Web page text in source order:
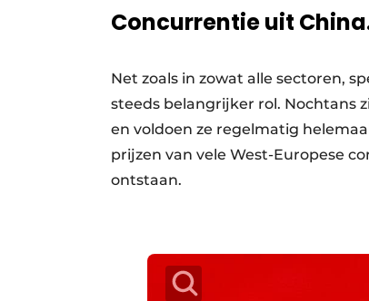
Concurrentie uit
Net zoals in zowat alle sectoren,
steeds belangrijker rol. Nochtans
en voldoen ze regelmatig
prijzen van vele West-Europese
ontstaan.